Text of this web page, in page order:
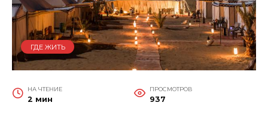
ГДЕ ЖИТЬ
НА ЧТЕНИЕ
2 мин
ПРОСМОТРОВ
937